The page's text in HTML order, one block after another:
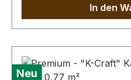
wenig prägnant.Bei
erhalten Sie ein 0,76
In den
Neu